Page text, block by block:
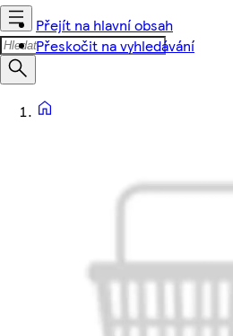
Přejít na hlavní obsah
Přeskočit na vyhledávání